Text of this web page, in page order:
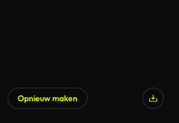
Opnieuw maken